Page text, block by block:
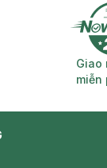
nhận hàng
Giao
miễn